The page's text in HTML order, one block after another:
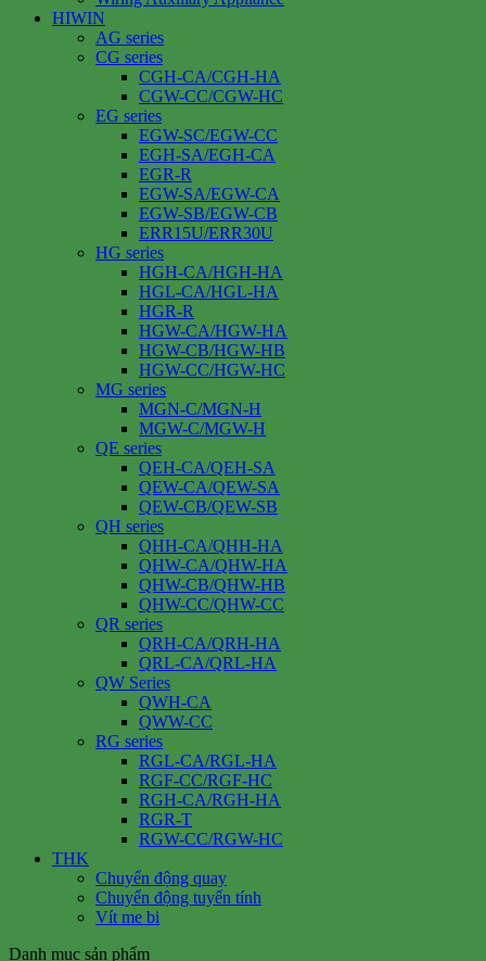
HIWIN
AG series
CG series
CGH-CA/CGH-HA
CGW-CC/CGW-HC
EG series
EGW-SC/EGW-CC
EGH-SA/EGH-CA
EGR-R
EGW-SA/EGW-CA
EGW-SB/EGW-CB
ERR15U/ERR30U
HG series
HGH-CA/HGH-HA
HGL-CA/HGL-HA
HGR-R
HGW-CA/HGW-HA
HGW-CB/HGW-HB
HGW-CC/HGW-HC
MG series
MGN-C/MGN-H
MGW-C/MGW-H
QE series
QEH-CA/QEH-SA
QEW-CA/QEW-SA
QEW-CB/QEW-SB
QH series
QHH-CA/QHH-HA
QHW-CA/QHW-HA
QHW-CB/QHW-HB
QHW-CC/QHW-CC
QR series
QRH-CA/QRH-HA
QRL-CA/QRL-HA
QW Series
QWH-CA
QWW-CC
RG series
RGL-CA/RGL-HA
RGF-CC/RGF-HC
RGH-CA/RGH-HA
RGR-T
RGW-CC/RGW-HC
THK
Chuyển động quay
Chuyển động tuyến tính
Vít me bi
Danh mục sản phẩm